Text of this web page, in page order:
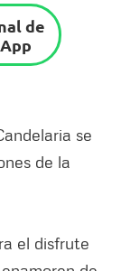
de
se
de la
el disfrute